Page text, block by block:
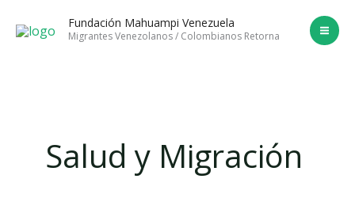
Fundación Mahuampi Venezuela
Migrantes Venezolanos / Colombianos Retorna
Salud y Migración